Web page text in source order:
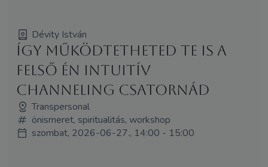
Dévity István
Így működtetheted Te is a
felső Én intuitív
channeling csatornád
Transpersonal
önismeret, spiritualitás, workshop
szombat, 2026-06-27., 14:00 - 15:00